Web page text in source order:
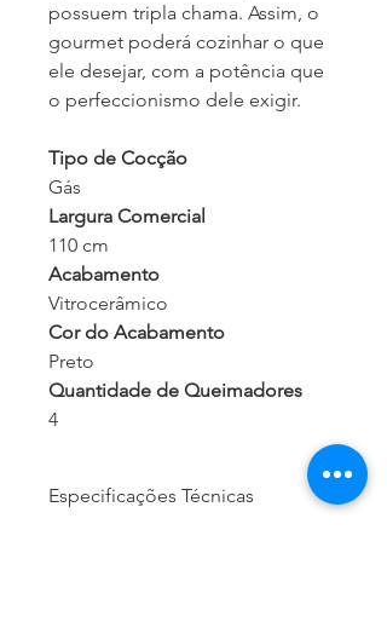
possuem tripla chama. Assim, o
gourmet poderá cozinhar o que
ele desejar, com a potência que
o perfeccionismo dele exigir.
Tipo de Cocção
Gás
Largura Comercial
110 cm
Acabamento
Vitrocerâmico
Cor do Acabamento
Preto
Quantidade de Queimadores
4
Especificações Técnicas